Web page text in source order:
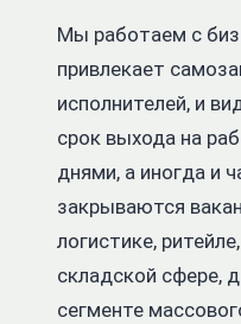
Мы работаем с
привлекает
исполнителей, и
срок выхода на
днями, а иногда и
закрываются
логистике,
складской сфере,
сегменте